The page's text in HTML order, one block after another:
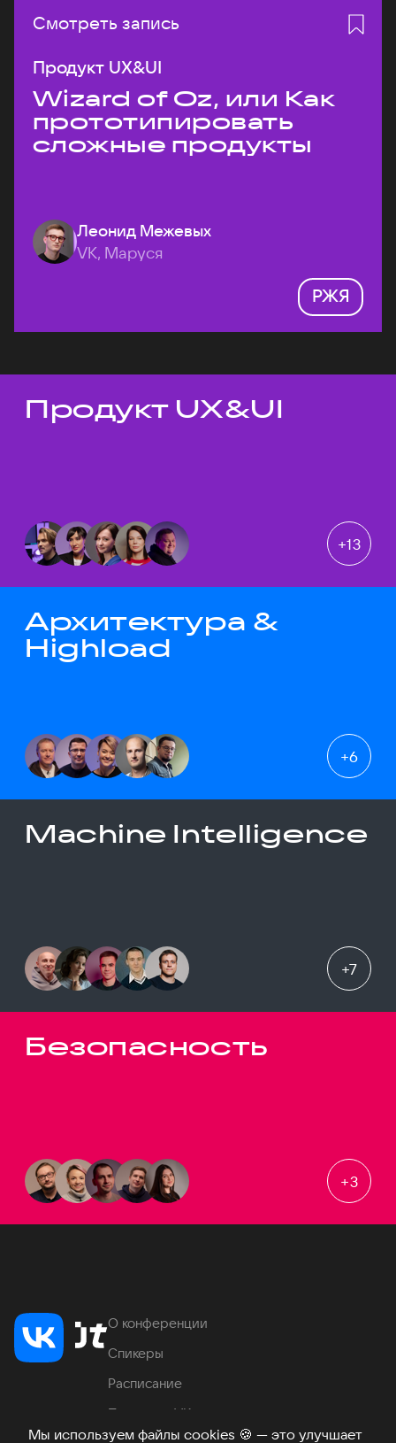
Мы используем файлы cookies 🍪 — это улучшает
Смотреть запись
Продукт UX&UI
Wizard of Oz, или Как
прототипировать
сложные продукты
Леонид Межевых
VK, Маруся
РЖЯ
Темы докладов
Продукт UX&UI
+13
Архитектура &
Highload
+6
Machine Intelligence
+7
Безопасность
+3
О конференции
Спикеры
Расписание
Продукты VK